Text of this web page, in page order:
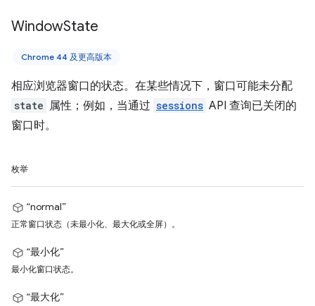
WindowState
Chrome 44 及更高版本
相应浏览器窗口的状态。在某些情况下，窗口可能未分配
state 属性；例如，当通过 sessions API 查询已关闭的
窗口时。
枚举
“normal”
正常窗口状态（未最小化、最大化或全屏）。
“最小化”
最小化窗口状态。
“最大化”